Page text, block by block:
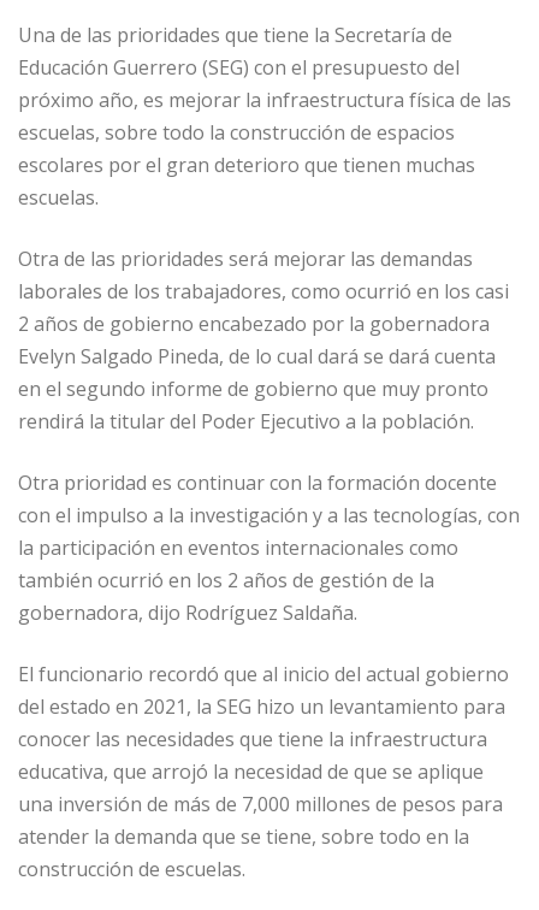
Una de las prioridades que tiene la Secretaría de
Educación Guerrero (SEG) con el presupuesto del
próximo año, es mejorar la infraestructura física de las
escuelas, sobre todo la construcción de espacios
escolares por el gran deterioro que tienen muchas
escuelas.
Otra de las prioridades será mejorar las demandas
laborales de los trabajadores, como ocurrió en los casi
2 años de gobierno encabezado por la gobernadora
Evelyn Salgado Pineda, de lo cual dará se dará cuenta
en el segundo informe de gobierno que muy pronto
rendirá la titular del Poder Ejecutivo a la población.
Otra prioridad es continuar con la formación docente
con el impulso a la investigación y a las tecnologías, con
la participación en eventos internacionales como
también ocurrió en los 2 años de gestión de la
gobernadora, dijo Rodríguez Saldaña.
El funcionario recordó que al inicio del actual gobierno
del estado en 2021, la SEG hizo un levantamiento para
conocer las necesidades que tiene la infraestructura
educativa, que arrojó la necesidad de que se aplique
una inversión de más de 7,000 millones de pesos para
atender la demanda que se tiene, sobre todo en la
construcción de escuelas.